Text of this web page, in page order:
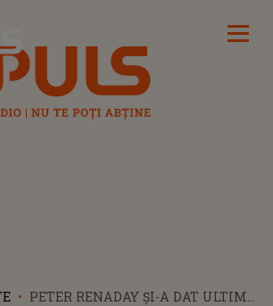
PETER RENADAY ȘI-A DAT ULTIMA